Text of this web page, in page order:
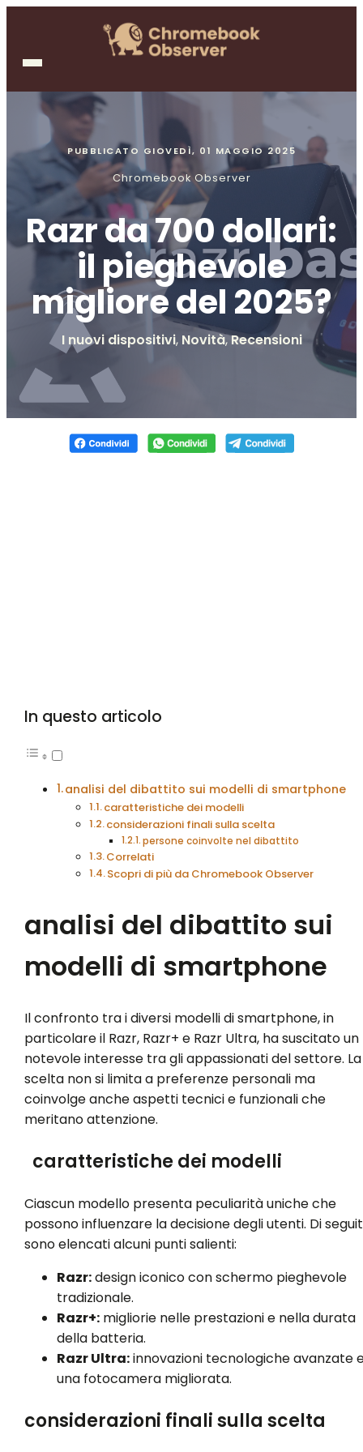
PUBBLICATO GIOVEDÌ, 01 MAGGIO 2025
Chromebook Observer
Razr da 700 dollari:
il pieghevole
migliore del 2025?
I nuovi dispositivi, Novità,Recensioni
In questo articolo
analisi del dibattito sui modelli di smartphone
caratteristiche dei modelli
considerazioni finali sulla scelta
persone coinvolte nel dibattito
Correlati
Scopri di più da Chromebook Observer
analisi del dibattito sui
modelli di smartphone
Il confronto tra i diversi modelli di smartphone, in
particolare il Razr, Razr+ e Razr Ultra, ha suscitato un
notevole interesse tra gli appassionati del settore. La
scelta non si limita a preferenze personali ma
coinvolge anche aspetti tecnici e funzionali che
meritano attenzione.
caratteristiche dei modelli
Ciascun modello presenta peculiarità uniche che
possono influenzare la decisione degli utenti. Di
sono elencati alcuni punti salienti:
Razr:design iconico con schermo pieghevole
tradizionale.
Razr+:migliorie nelle prestazioni e nella durata
della batteria.
Razr Ultra:innovazioni tecnologiche avanzate
una fotocamera migliorata.
considerazioni finali sulla scelta